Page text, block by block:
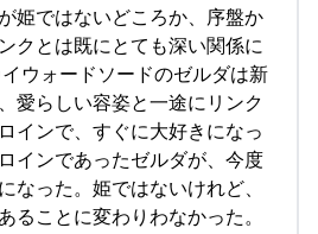
姫ではないどころか、序盤か
クとは既にとても深い関係に
ウォードソードのゼルダは新
愛らしい容姿と一途にリンク
インで、すぐに大好きになっ
インであったゼルダが、今度
なった。姫ではないけれど、
ることに変わりわなかった。